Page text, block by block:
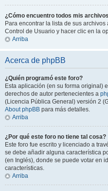
¿Cómo encuentro todos mis
Para encontrar la lista de sus
Control de Usuario y hacer clic en la
Arriba
Acerca de phpBB
¿Quién programó este foro?
Esta aplicación (en su forma original)
derechos de autor pertenecientes a
(Licencia Pública General) versión 2
About phpBB para más detalles.
Arriba
¿Por qué este foro no tiene tal cosa?
Este foro fue escrito y licenciado a
se debe añadir alguna característica
(en Inglés), donde se puede votar en
características.
Arriba